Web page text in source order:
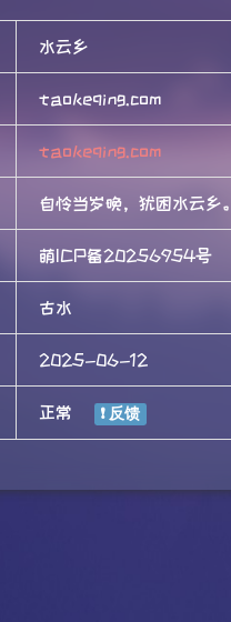
水云乡
taokeqing.com
taokeqing.com
自怜当岁晚，犹困水云乡。
萌ICP备20256954号
古水
2025-06-12
正常